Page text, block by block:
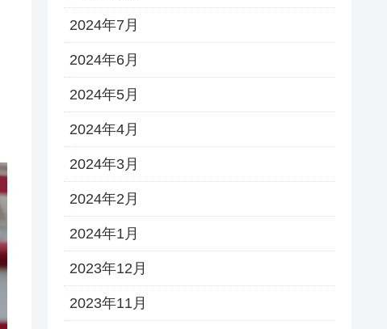
2024年7月
2024年6月
2024年5月
2024年4月
2024年3月
2024年2月
2024年1月
2023年12月
2023年11月